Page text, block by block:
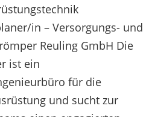
in – Versorgungs- und
Reuling GmbH Die
ist ein
für die
und sucht zur